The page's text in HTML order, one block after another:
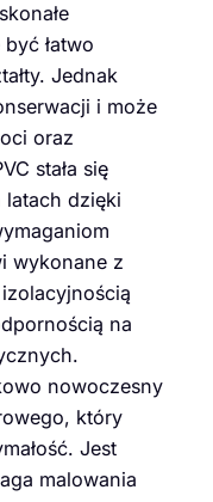
łatwo
Jednak
i może
oraz
stała się
dzięki
wykonane z
na
nowoczesny
który
Jest
malowania